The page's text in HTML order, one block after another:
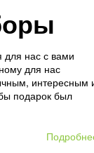
для нас с вами
для нас
интересным
подарок был